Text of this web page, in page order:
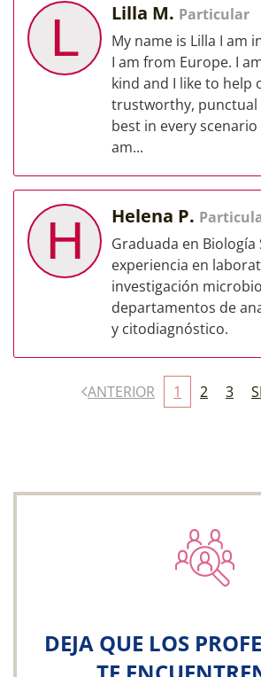
L Lilla M. Particular
My name is Lilla I am
I am from Europe. I
kind and I like to help
trustworthy, punctual
best in every
am...
H Helena P.
Graduada en Biología
experiencia en
investigación
departamentos de
y citodiagnóstico.
ANTERIOR 1 2 3
DEJA QUE LOS